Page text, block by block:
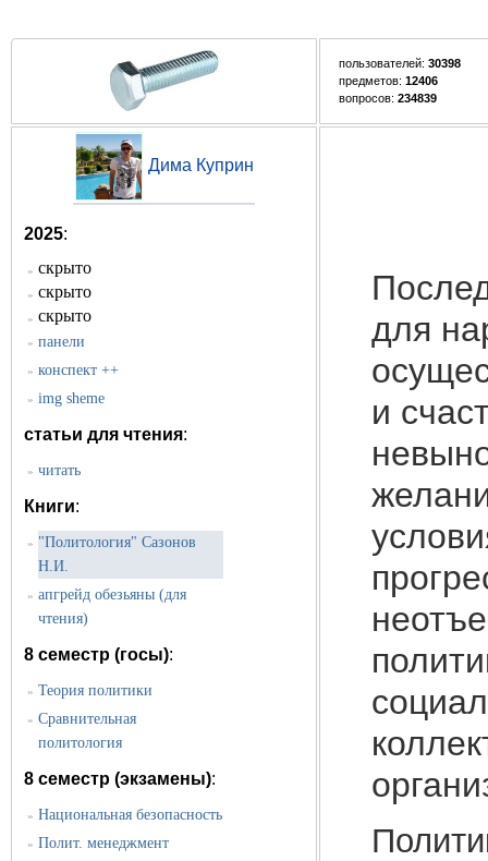
пользователей: 30398
предметов: 12406
вопросов: 234839
Дима Куприн
2025:
» скрыто
» скрыто
» скрыто
» панели
» конспект ++
» img sheme
статьи для чтения:
» читать
Книги:
» "Политология" Сазонов
Н.И.
» апгрейд обезьяны (для
чтения)
8 семестр (госы):
» Теория политики
» Сравнительная
политология
8 семестр (экзамены):
» Национальная безопасность
» Полит. менеджмент
для
и